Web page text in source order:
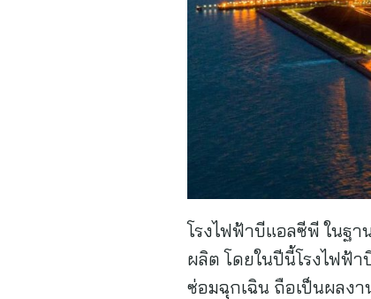
โรงไฟฟ้าบีแอลซีพี ในฐา
ผลิต โดยในปีนี้โรงไฟฟ้
ซ่อมฉุกเฉิน ถือเป็นผลง